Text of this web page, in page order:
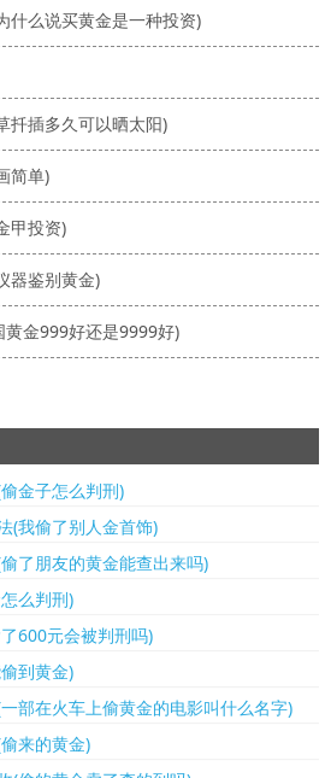
什么说买黄金是一种投资)
扦插多久可以晒太阳)
简单)
甲投资)
器鉴别黄金)
金999好还是9999好)
金子怎么判刑)
(我偷了别人金首饰)
了朋友的黄金能查出来吗)
么判刑)
600元会被判刑吗)
到黄金)
部在火车上偷黄金的电影叫什么名字)
来的黄金)